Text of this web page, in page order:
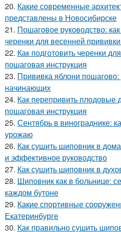
20. Какие современные
представлены в Новосибирске
21. Пошаговое руководство:
черенки для весенней
22. Как подготовить черенки
пошаговая инструкция
23. Прививка яблони пошагово:
начинающих
24. Как перепривить плодовые
пошаговая инструкция
25. Сентябрь в винограднике:
урожаю
26. Как сушить шиповник в
и эффективное руководство
27. Как сушить шиповник в
28. Шиповник как в больнице:
каждом бутоне
29. Какие спортивные
Екатеринбурге
30. Как правильно сушить